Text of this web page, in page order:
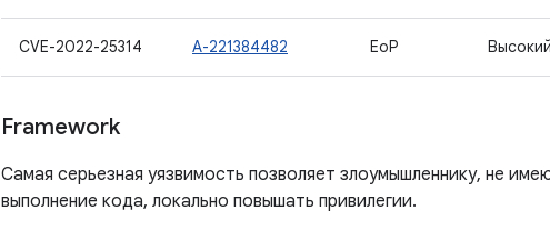
CVE-2022-25314 A-221384482 EoP Высокий
Framework
Самая серьезная уязвимость позволяет злоумышленнику, не
выполнение кода, локально повышать привилегии.